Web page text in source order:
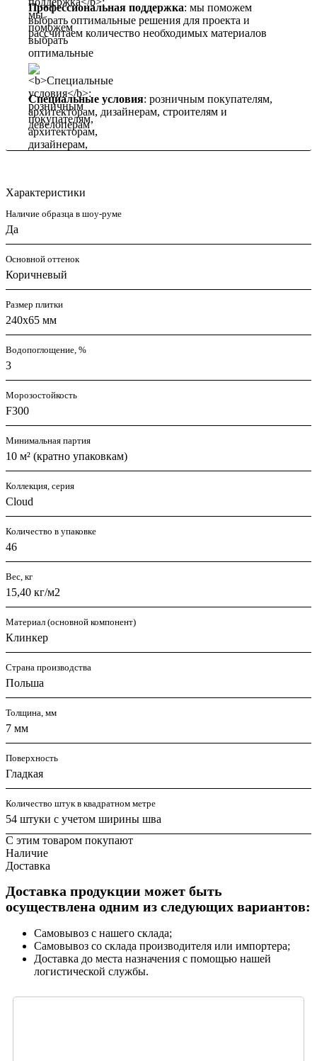
Профессиональная поддержка: мы поможем
выбрать оптимальные решения для проекта и
рассчитаем количество необходимых материалов
Специальные условия: розничным покупателям,
архитекторам, дизайнерам, строителям и
девелоперам
Характеристики
Наличие образца в шоу-руме
Да
Основной оттенок
Коричневый
Размер плитки
240x65 мм
Водопоглощение, %
3
Морозостойкость
F300
Минимальная партия
10 м² (кратно упаковкам)
Коллекция, серия
Cloud
Количество в упаковке
46
Вес, кг
15,40 кг/м2
Материал (основной компонент)
Клинкер
Страна производства
Польша
Толщина, мм
7 мм
Поверхность
Гладкая
Количество штук в квадратном метре
54 штуки с учетом ширины шва
С этим товаром покупают
Наличие
Доставка
Доставка продукции может быть
осуществлена одним из следующих вариантов:
Самовывоз с нашего склада;
Самовывоз со склада производителя или импортера;
Доставка до места назначения с помощью нашей
логистической службы.